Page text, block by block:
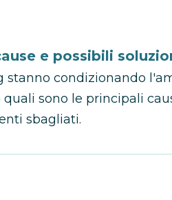
e possibili
stanno condizionando
sono le principali
sbagliati.